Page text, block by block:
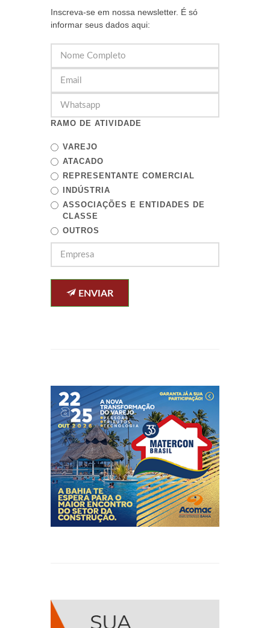
Inscreva-se em nossa newsletter. É só
informar seus dados aqui:
RAMO DE ATIVIDADE
VAREJO
ATACADO
REPRESENTANTE COMERCIAL
INDÚSTRIA
ASSOCIAÇÕES E ENTIDADES DE
CLASSE
OUTROS
ENVIAR